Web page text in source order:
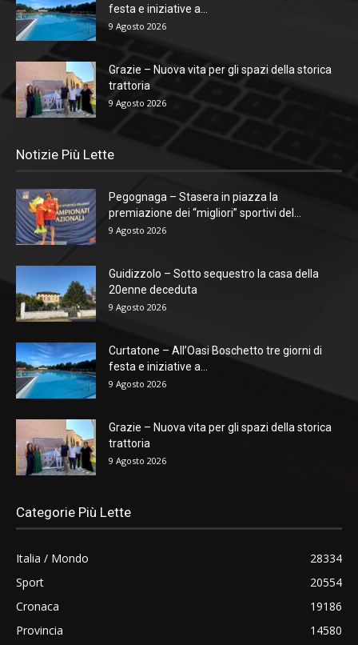
festa e iniziative a...
9 Agosto 2026
Grazie – Nuova vita per gli spazi della storica
trattoria
9 Agosto 2026
Notizie Più Lette
Pegognaga – Stasera in piazza la
premiazione dei “migliori” sportivi del...
9 Agosto 2026
Guidizzolo – Sotto sequestro la casa della
20enne deceduta
9 Agosto 2026
Curtatone – All’Oasi Boschetto tre giorni di
festa e iniziative a...
9 Agosto 2026
Grazie – Nuova vita per gli spazi della storica
trattoria
9 Agosto 2026
Categorie Più Lette
Italia / Mondo
28334
Sport
20554
Cronaca
19186
Provincia
14580